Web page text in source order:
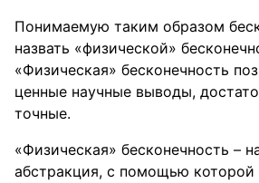
Понимаемую таким образом
назвать «физической»
«Физическая» бесконечность
ценные научные выводы,
точные.
«Физическая» бесконечность –
абстракция, с помощью